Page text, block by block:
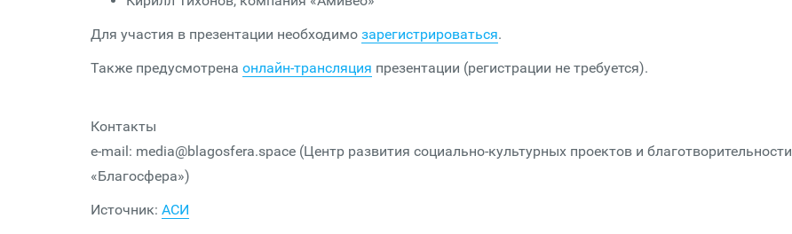
Для участия в презентации необходимо зарегистрироваться.
Также предусмотрена онлайн-трансляция презентации (регистрации не требуется).
Контакты
e-mail: media@blagosfera.space (Центр развития социально-культурных проектов и благотворительности
«Благосфера»)
Источник: АСИ